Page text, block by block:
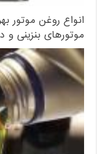
انواع روغن موتور
موتورهای بنزینی و